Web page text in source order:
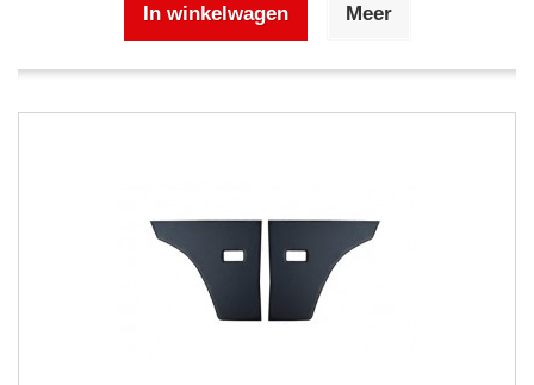
In winkelwagen Meer